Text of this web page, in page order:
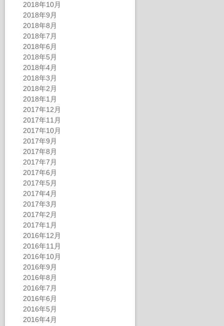
2018年10月
2018年9月
2018年8月
2018年7月
2018年6月
2018年5月
2018年4月
2018年3月
2018年2月
2018年1月
2017年12月
2017年11月
2017年10月
2017年9月
2017年8月
2017年7月
2017年6月
2017年5月
2017年4月
2017年3月
2017年2月
2017年1月
2016年12月
2016年11月
2016年10月
2016年9月
2016年8月
2016年7月
2016年6月
2016年5月
2016年4月